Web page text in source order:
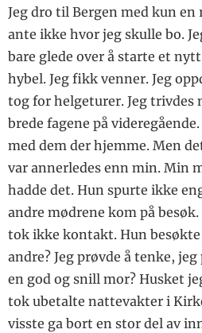
Jeg dro til Bergen med kun
ante ikke hvor jeg skulle bo.
bare glede over å starte et
hybel. Jeg fikk venner. Jeg
tog for helgeturer. Jeg trivdes
brede fagene på
med dem der hjemme. Men
var annerledes enn min. Min
hadde det. Hun spurte ikke
andre mødrene kom på
tok ikke kontakt. Hun
andre? Jeg prøvde å tenke,
en god og snill mor? Husket
tok ubetalte nattevakter i
visste ga bort en stor del av